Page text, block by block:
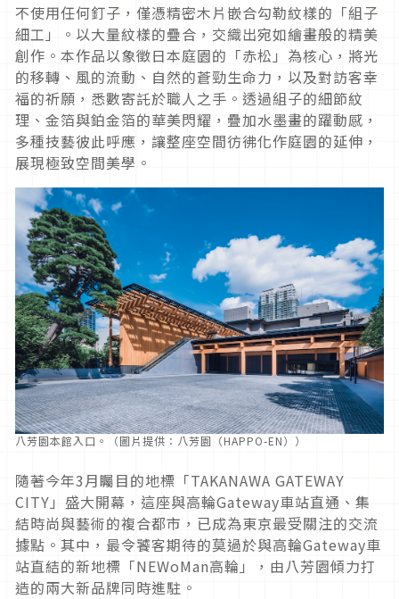
不使用任何釘子，僅憑精密木片嵌合勾勒紋樣的「組子
細工」。以大量紋樣的疊合，交織出宛如繪畫般的精美
創作。本作品以象徵日本庭園的「赤松」為核心，將光
的移轉、風的流動、自然的蒼勁生命力，以及對訪客幸
福的祈願，悉數寄託於職人之手。透過組子的細節紋
理、金箔與鉑金箔的華美閃耀，疊加水墨畫的躍動感，
多種技藝彼此呼應，讓整座空間彷彿化作庭園的延伸，
展現極致空間美學。
八芳園本館入口。（圖片提供：八芳園（HAPPO-EN））
隨著今年3月矚目的地標「TAKANAWA GATEWAY
CITY」盛大開幕，這座與高輪Gateway車站直通、集
結時尚與藝術的複合都市，已成為東京最受關注的交流
據點。其中，最令饕客期待的莫過於與高輪Gateway車
站直結的新地標「NEWoMan高輪」，由八芳園傾力打
造的兩大新品牌同時進駐。